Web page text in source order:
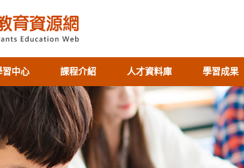
習中心 課程介紹 人才資料庫 學習成果